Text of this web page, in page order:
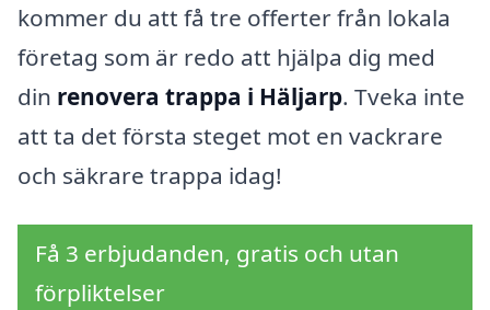
kommer du att få tre offerter från lokala
företag som är redo att hjälpa dig med
din renovera trappa i Häljarp. Tveka inte
att ta det första steget mot en vackrare
och säkrare trappa idag!
Få 3 erbjudanden, gratis och utan
förpliktelser